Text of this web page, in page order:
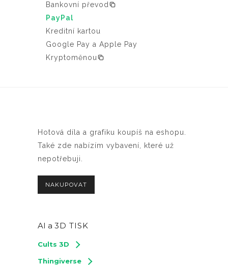
Bankovní převod
PayPal
Kreditní kartou
Google Pay a Apple Pay
Kryptoměnou
Hotová díla a grafiku koupíš na eshopu.
Také zde nabízím vybavení, které už
nepotřebuji.
NAKUPOVAT
AI a 3D TISK
Cults 3D
Thingiverse